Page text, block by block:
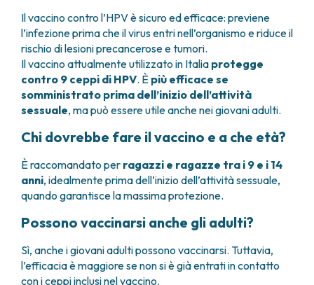
Il vaccino contro l’HPV è sicuro ed efficace: previene
l’infezione prima che il virus entri nell’organismo e riduce il
rischio di lesioni precancerose e tumori.
Il vaccino attualmente utilizzato in Italia protegge
contro 9 ceppi di HPV. È più efficace se
somministrato prima dell’inizio dell’attività
sessuale, ma può essere utile anche nei giovani adulti.
Chi dovrebbe fare il vaccino e a che età?
È raccomandato per ragazzi e ragazze tra i 9 e i 14
anni, idealmente prima dell’inizio dell’attività sessuale,
quando garantisce la massima protezione.
Possono vaccinarsi anche gli adulti?
Sì, anche i giovani adulti possono vaccinarsi. Tuttavia,
l’efficacia è maggiore se non si è già entrati in contatto
con i ceppi inclusi nel vaccino.